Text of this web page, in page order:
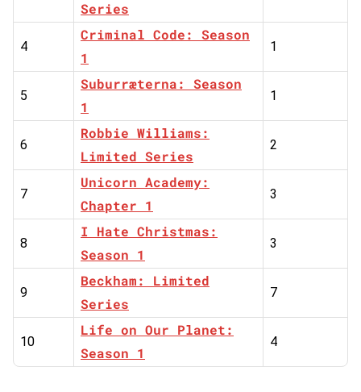
Series
4
Criminal Code: Season
1
1
5
Suburræterna: Season
1
1
6
Robbie Williams:
Limited Series
2
7
Unicorn Academy:
Chapter 1
3
8
I Hate Christmas:
Season 1
3
9
Beckham: Limited
Series
7
10
Life on Our Planet:
Season 1
4